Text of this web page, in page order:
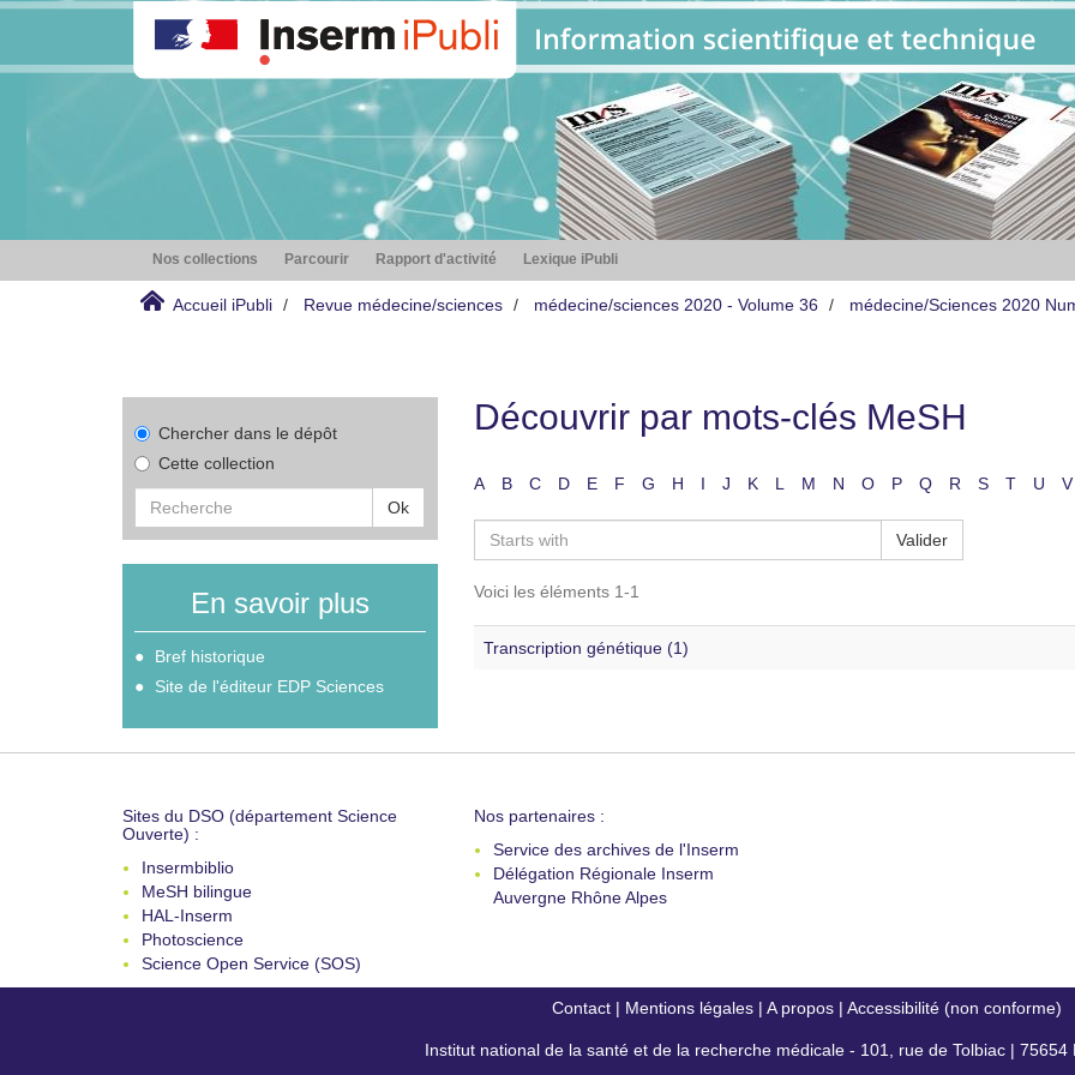
Nos collections Parcourir Rapport d'activité Lexique iPubli
Accueil iPubli Revue médecine/sciences médecine/sciences 2020 - Volume 36 médecine/Sciences 2020
Chercher dans le dépôt
Cette collection
Ok
En savoir plus
Bref historique
Site de l'éditeur EDP Sciences
Découvrir par mots-clés MeSH
A B C D E F G H I J K L M N O P Q R S T U V
Valider
Voici les éléments 1-1
Transcription génétique (1)
Sites du DSO (département Science
Ouverte) :
Insermbiblio
MeSH bilingue
HAL-Inserm
Photoscience
Science Open Service (SOS)
Nos partenaires :
Service des archives de l'Inserm
Délégation Régionale Inserm
Auvergne Rhône Alpes
Contact| Mentions légales| A propos| Accessibilité (non conforme)
Institut national de la santé et de la recherche médicale - 101, rue de Tolbiac | 75654